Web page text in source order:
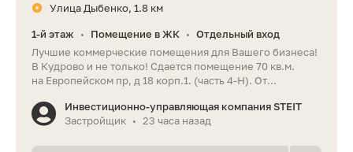
Улица Дыбенко, 1.8 км
1-й этаж • Помещение в ЖК • Отдельный вход
Лучшие коммерческие помещения для Вашего бизнеса!
В Кудрово и не только! Сдается помещение 70 кв.м.
на Европейском пр, д 18 корп.1. (часть 4-Н). От...
Инвестиционно-управляющая компания STEIT
Застройщик • 23 часа назад